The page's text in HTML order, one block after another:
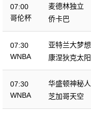
07:00
哥伦杯
麦德林独立
侨卡巴
07:30
WNBA
亚特兰大梦想
康涅狄克太阳
07:30
WNBA
华盛顿神秘人
芝加哥天空